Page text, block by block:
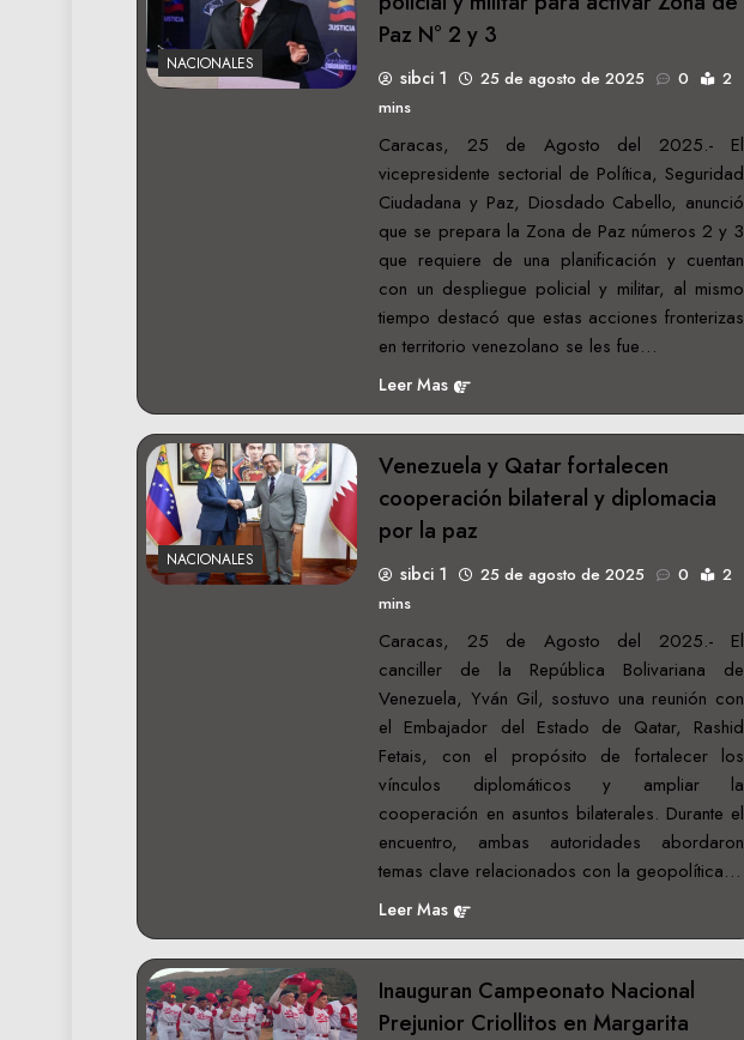
NACIONALES
Paz N° 2 y 3
sibci 1 25 de agosto de 2025 0
2
mins
Caracas, 25 de Agosto del 2025.- El
vicepresidente sectorial de Política, Seguridad
Ciudadana y Paz, Diosdado Cabello, anunció
que se prepara la Zona de Paz números 2 y 3
que requiere de una planificación y cuentan
con un despliegue policial y militar, al mismo
tiempo destacó que estas acciones fronterizas
en territorio venezolano se les fue…
Leer Mas
NACIONALES
Venezuela y Qatar fortalecen
cooperación bilateral y diplomacia
por la paz
sibci 1 25 de agosto de 2025 0
2
mins
Caracas, 25 de Agosto del 2025.- El
canciller de la República Bolivariana de
Venezuela, Yván Gil, sostuvo una reunión con
el Embajador del Estado de Qatar, Rashid
Fetais, con el propósito de fortalecer los
vínculos diplomáticos y ampliar la
cooperación en asuntos bilaterales. Durante el
encuentro, ambas autoridades abordaron
temas clave relacionados con la geopolítica…
Leer Mas
Inauguran Campeonato Nacional
Prejunior Criollitos en Margarita